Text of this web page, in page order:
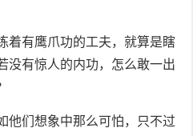
着有鹰爪功的工夫，就算是瞎
没有惊人的内功，怎么敢一出
他们想象中那么可怕，只不过